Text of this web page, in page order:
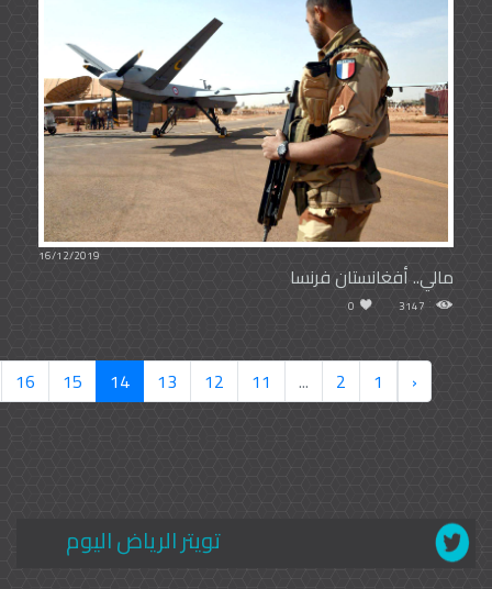
16/12/2019
مالي.. أفغانستان فرنسا
3147
0
‹
1
2
...
11
12
13
14
15
16
تويتر الرياض اليوم